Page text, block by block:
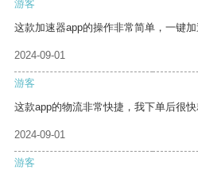
游客
这款加速器app的操作非常简单，一键加
2024-09-01
游客
这款app的物流非常快捷，我下单后很快
2024-09-01
游客